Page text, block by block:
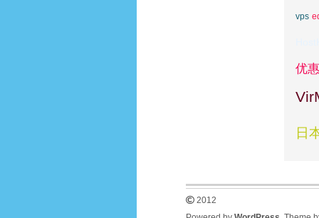
vps
优
日
2012